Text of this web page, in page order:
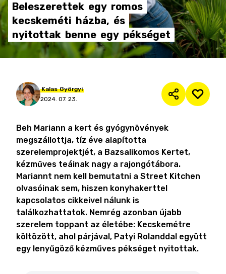
Beleszerettek egy romos
kecskeméti házba, és
nyitottak benne egy pékséget
Kalas Györgyi
2024. 07. 23.
Beh Mariann a kert és gyógynövények
megszállottja, tíz éve alapította
szerelemprojektjét, a Bazsalikomos Kertet,
kézműves teáinak nagy a rajongótábora.
Mariannt nem kell bemutatni a Street Kitchen
olvasóinak sem, hiszen konyhakerttel
kapcsolatos cikkeivel nálunk is
találkozhattatok. Nemrég azonban újabb
szerelem toppant az életébe: Kecskemétre
költözött, ahol párjával, Patyi Rolanddal együtt
egy lenyűgöző kézműves pékséget nyitottak.